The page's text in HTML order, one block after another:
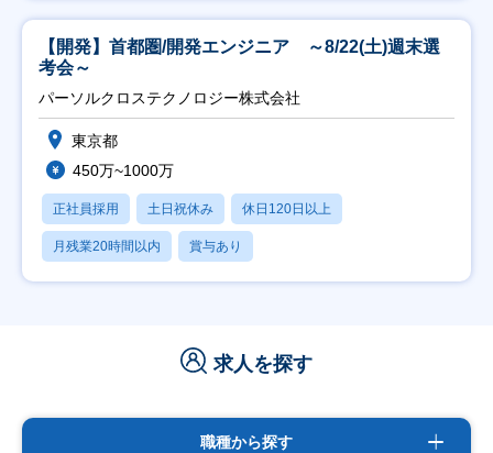
【開発】首都圏/開発エンジニア ～8/22(土)週末選
考会～
パーソルクロステクノロジー株式会社
東京都
450万~1000万
正社員採用 土日祝休み 休日120日以上
月残業20時間以内 賞与あり
求人を探す
職種から探す